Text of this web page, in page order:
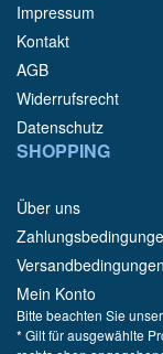
Impressum
Kontakt
AGB
Widerrufsrecht
Datenschutz
SHOPPING
Über uns
Versandbedingungen
Mein Konto
Bitte beachten Sie
* Gilt für ausgewählte